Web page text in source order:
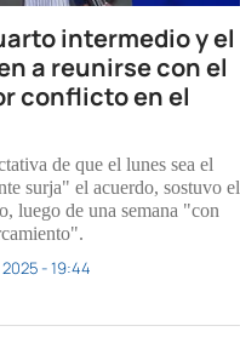
intermedio y el
a reunirse con el
conflicto en el
de que el lunes sea el
surja" el acuerdo, sostuvo el
luego de una semana "con
2025 - 19:44